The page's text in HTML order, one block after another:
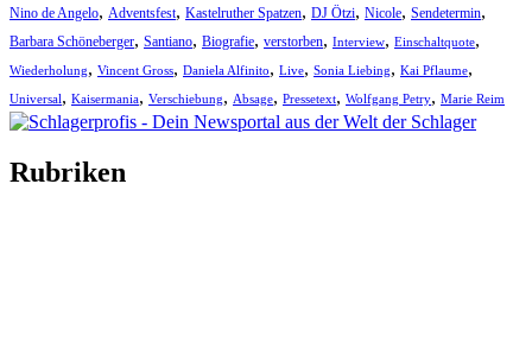
Nino de Angelo, Adventsfest, Kastelruther Spatzen, DJ Ötzi, Nicole, Sendetermin,
Barbara Schöneberger, Santiano, Biografie, verstorben, Interview, Einschaltquote,
Wiederholung, Vincent Gross, Daniela Alfinito, Live, Sonia Liebing, Kai Pflaume,
Universal, Kaisermania, Verschiebung, Absage, Pressetext, Wolfgang Petry, Marie Reim
Rubriken